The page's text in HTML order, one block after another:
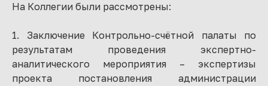
На Коллегии были рассмотрены:
1. Заключение Контрольно-счётной палаты по
результатам проведения экспертно-
аналитического мероприятия – экспертизы
проекта постановления администрации